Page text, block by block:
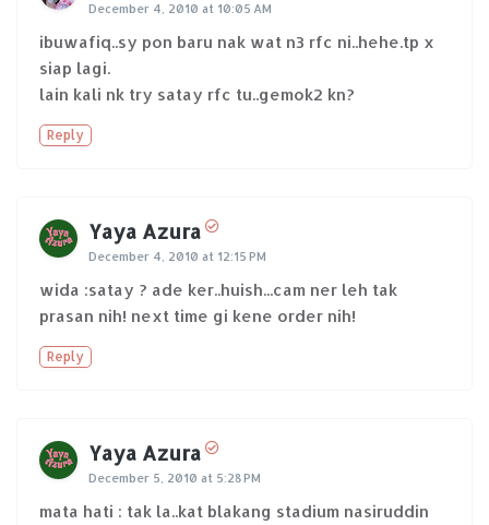
December 4, 2010 at 10:05 AM
ibuwafiq..sy pon baru nak wat n3 rfc ni..hehe.tp x
siap lagi.
lain kali nk try satay rfc tu..gemok2 kn?
Reply
Yaya Azura
December 4, 2010 at 12:15 PM
wida :satay ? ade ker..huish...cam ner leh tak
prasan nih! next time gi kene order nih!
Reply
Yaya Azura
December 5, 2010 at 5:28 PM
mata hati : tak la..kat blakang stadium nasiruddin